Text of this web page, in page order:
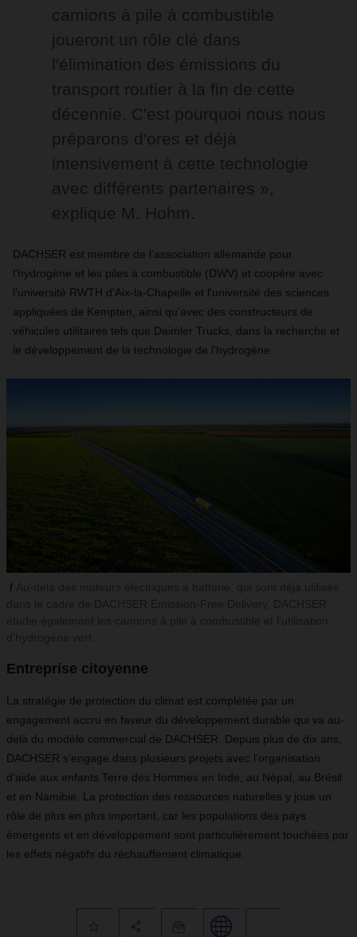
camions à pile à combustible
joueront un rôle clé dans
l'élimination des émissions du
transport routier à la fin de cette
décennie. C'est pourquoi nous nous
préparons d'ores et déjà
intensivement à cette technologie
avec différents partenaires »,
explique M. Hohm.
DACHSER est membre de l'association allemande pour
l'hydrogène et les piles à combustible (DWV) et coopère avec
l'université RWTH d'Aix-la-Chapelle et l'université des sciences
appliquées de Kempten, ainsi qu'avec des constructeurs de
véhicules utilitaires tels que Daimler Trucks, dans la recherche et
le développement de la technologie de l'hydrogène.
Entreprise citoyenne
La stratégie de protection du climat est complétée par un
engagement accru en faveur du développement durable qui va au-
delà du modèle commercial de DACHSER. Depuis plus de dix ans,
DACHSER s'engage dans plusieurs projets avec l'organisation
d'aide aux enfants Terre des Hommes en Inde, au Népal, au Brésil
et en Namibie. La protection des ressources naturelles y joue un
rôle de plus en plus important, car les populations des pays
émergents et en développement sont particulièrement touchées par
les effets négatifs du réchauffement climatique.